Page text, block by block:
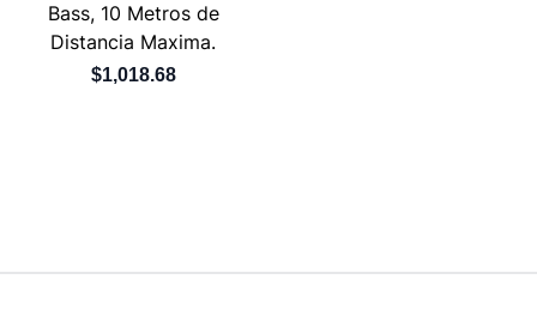
Bass, 10 Metros de
Distancia Maxima.
$1,018.68